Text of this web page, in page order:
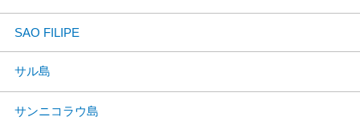
SAO FILIPE
サル島
サンニコラウ島